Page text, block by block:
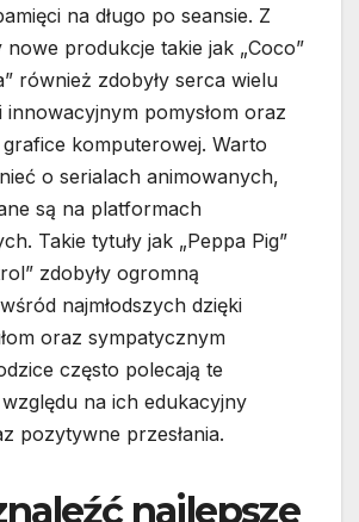
na długo po seansie. Z
produkcje takie jak „Coco”
również zdobyły serca wielu
innowacyjnym pomysłom oraz
komputerowej. Warto
o serialach animowanych,
są na platformach
Takie tytuły jak „Peppa Pig”
zdobyły ogromną
najmłodszych dzięki
oraz sympatycznym
często polecają te
na ich edukacyjny
pozytywne przesłania.
najlepsze